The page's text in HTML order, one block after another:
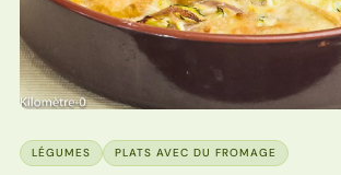
LÉGUMES PLATS AVEC DU FROMAGE